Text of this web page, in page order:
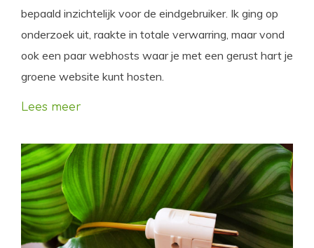
bepaald inzichtelijk voor de eindgebruiker. Ik ging op
onderzoek uit, raakte in totale verwarring, maar vond
ook een paar webhosts waar je met een gerust hart je
groene website kunt hosten.
Lees meer